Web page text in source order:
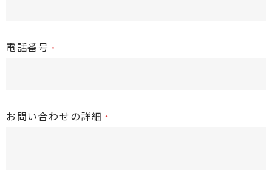
電話番号
お問い合わせの詳細